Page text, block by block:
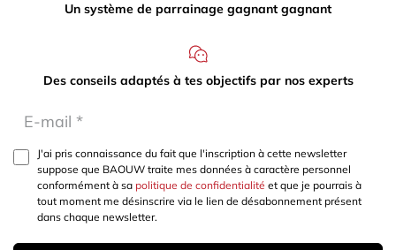
Un système de parrainage gagnant gagnant
Des conseils adaptés à tes objectifs par nos experts
J'ai pris connaissance du fait que l'inscription à cette newsletter
suppose que BAOUW traite mes données à caractère personnel
conformément à sa politique de confidentialité et que je pourrais à
tout moment me désinscrire via le lien de désabonnement présent
dans chaque newsletter.